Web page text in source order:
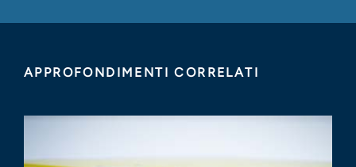
APPROFONDIMENTI CORRELATI